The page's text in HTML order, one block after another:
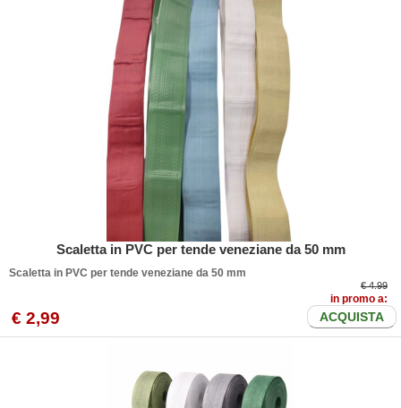
Scaletta in PVC per tende veneziane da 50 mm
Scaletta in PVC per tende veneziane da 50 mm
€ 4.99
in promo a:
€ 2,99 ACQUISTA